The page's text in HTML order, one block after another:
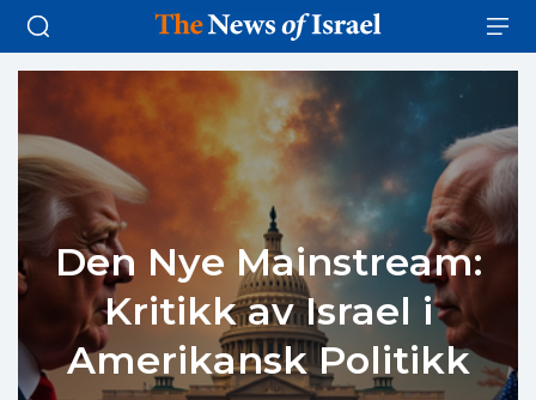
Den Nye Mainstream:
Kritikk av Israel i
Amerikansk Politikk